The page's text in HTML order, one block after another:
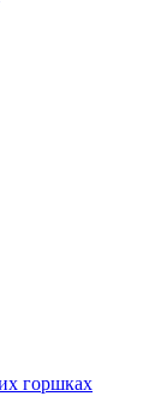
горшках